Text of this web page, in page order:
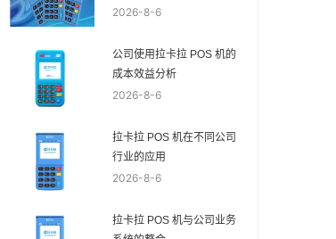
2026-8-6
公司使用拉卡拉 POS 机的
成本效益分析
2026-8-6
拉卡拉 POS 机在不同公司
行业的应用
2026-8-6
拉卡拉 POS 机与公司业务